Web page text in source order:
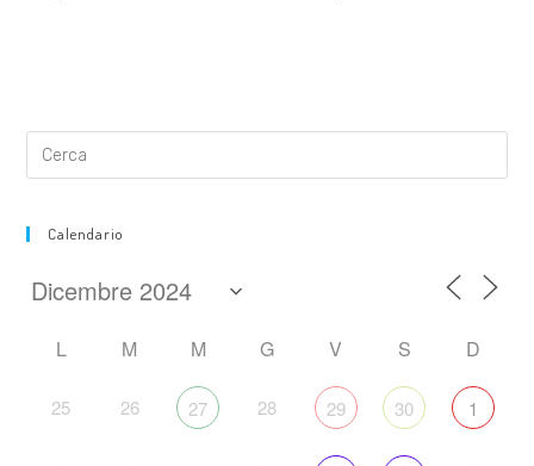
Calendario
L M M G V S D
25 26 27 28 29 30 1